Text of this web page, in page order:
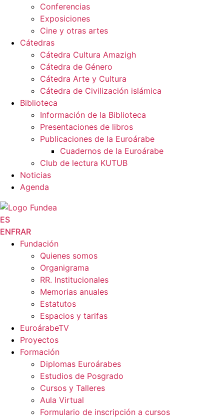
Conferencias
Exposiciones
Cine y otras artes
Cátedras
Cátedra Cultura Amazigh
Cátedra de Género
Cátedra Arte y Cultura
Cátedra de Civilización islámica
Biblioteca
Información de la Biblioteca
Presentaciones de libros
Publicaciones de la Euroárabe
Cuadernos de la Euroárabe
Club de lectura KUTUB
Noticias
Agenda
ES
ENFRAR
Fundación
Quienes somos
Organigrama
RR. Institucionales
Memorias anuales
Estatutos
Espacios y tarifas
EuroárabeTV
Proyectos
Formación
Diplomas Euroárabes
Estudios de Posgrado
Cursos y Talleres
Aula Virtual
Formulario de inscripción a cursos